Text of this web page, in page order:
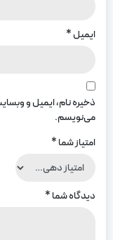
ایمیل*
ذخیره نام، ایمیل و
می‌نویسم.
امتیاز شما*
دیدگاه شما*